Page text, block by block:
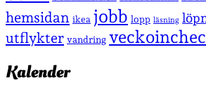
hemsidan ikea jobb lopp läsning
utflykter vandring
Kalender